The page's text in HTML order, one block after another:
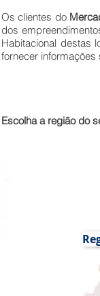
Escolha a região do
Os clientes do
dos
Habitacional destas
fornecer